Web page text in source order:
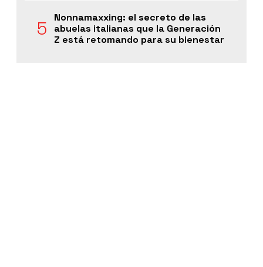
Nonnamaxxing: el secreto de las
abuelas italianas que la Generación
Z está retomando para su bienestar